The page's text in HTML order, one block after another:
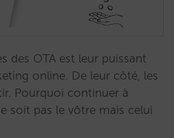
des OTA est leur puissant
online. De leur côté, les
Pourquoi continuer à
soit pas le vôtre mais celui